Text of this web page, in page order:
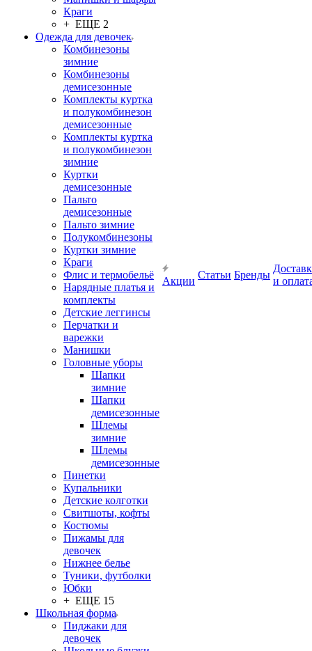
Краги
+ ЕЩЕ 2
Одежда для девочек
Комбинезоны
зимние
Комбинезоны
демисезонные
Комплекты куртка
и полукомбинезон
демисезонные
Комплекты куртка
и полукомбинезон
зимние
Куртки
демисезонные
Пальто
демисезонные
Пальто зимние
Полукомбинезоны
Куртки зимние
Краги
Флис и термобельё
Нарядные платья и
комплекты
Детские леггинсы
Перчатки и
варежки
Манишки
Головные уборы
Шапки
зимние
Шапки
демисезонные
Шлемы
зимние
Шлемы
демисезонные
Пинетки
Купальники
Детские колготки
Свитшоты, кофты
Костюмы
Пижамы для
девочек
Нижнее белье
Туники, футболки
Юбки
+ ЕЩЕ 15
Школьная форма
Пиджаки для
девочек
Акции
Статьи Бренды
и